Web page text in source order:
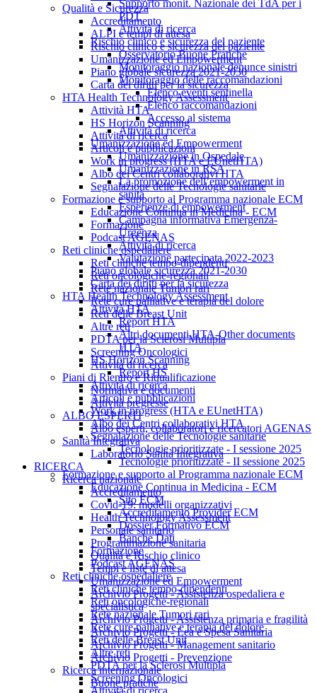
Qualità e Sicurezza
Accreditamento
ALPI e tempi di attesa
Rischio clinico e sicurezza del paziente
Umanizzazione ed Empowerment
Piano globale sicurezza 2021-2030
Carta dei diritti per la sicurezza
HTA Health Technology Assessment
Attività HTA
HS Horizon Scanning
Attività di ricerca
Articoli e pubblicazioni
Work in progress (HTA e EUnetHTA)
Albo dei Centri collaborativi HTA
Segnalazione delle Tecnologie sanitarie
Formazione e supporto al Programma nazionale ECM
Educazione Continua in Medicina - ECM
Formazione
Podcast AGENAS
Reti cliniche ospedaliere
Reti cliniche tempo-dipendenti
Reti oncologiche-regionali
Rete nazionale Tumori rari
Rete cure palliative e terapia del dolore
Reti delle Breast Unit
Altre reti
PDTA per la Sclerosi Multipla
Screening Oncologici
Attività di ricerca
Piani di Rientro e Riqualificazione
Normativa e documenti
Attività pregresse
ALBO ESPERTI
Albo esperti, collaboratori e ricercatori AGENAS
Sanità Integrativa
Laboratorio Sanità Integrativa
RICERCA
Ricerca nazionale
Accreditamento
Covid-19: modelli organizzativi
Health Technology Assessment
Personale sanitario
Programmazione sanitaria
Qualità e Rischio clinico
Tempi e liste di attesa
Umanizzazione ed Empowerment
Archivio Progetti - Assistenza ospedaliera e
specialistica
Archivio Progetti - Assistenza primaria e fragilità
Archivio Progetti - Lea e Spesa Sanitaria
Archivio Progetti - Management sanitario
Archivio Progetti - Prevenzione
Ricerca internazionale
Buone pratiche
Supporto monit. Nazionale dei TdA per i
PDT
Attività di ricerca
Rischio clinico e sicurezza del paziente
Osservatorio Buone Pratiche
Monitoraggio nazionale denunce sinistri
Monitoraggio delle raccomandazioni
Elenco eventi sentinella
Elenco raccomandazioni
Accesso al sistema
Attività di ricerca
Umanizzazione ed Empowerment
Umanizzazione in Ospedale
Umanizzazione in RSA
La promozione dell’empowerment in
sanità
Esperienze di empowerment
Campagna informativa Emergenza-
Urgenza
Attività di ricerca
Valutazione partecipata 2022-2023
Piano globale sicurezza 2021-2030
Carta dei diritti per la sicurezza
HTA Health Technology Assessment
Attività HTA
Report HTA
Altri documenti HTA-Other documents
HTA
HS Horizon Scanning
Report HS
Attività di ricerca
Articoli e pubblicazioni
Work in progress (HTA e EUnetHTA)
Albo dei Centri collaborativi HTA
Segnalazione delle Tecnologie sanitarie
Tecnologie prioritizzate - I sessione 2025
Tecnologie prioritizzate - II sessione 2025
Formazione e supporto al Programma nazionale ECM
Educazione Continua in Medicina - ECM
Sito ECM
Accreditamento Provider ECM
Dossier Formativo ECM
Banche Dati
Formazione
Podcast AGENAS
Reti cliniche ospedaliere
Reti cliniche tempo-dipendenti
Reti oncologiche-regionali
Rete nazionale Tumori rari
Rete cure palliative e terapia del dolore
Reti delle Breast Unit
Altre reti
PDTA per la Sclerosi Multipla
Screening Oncologici
Attività di ricerca